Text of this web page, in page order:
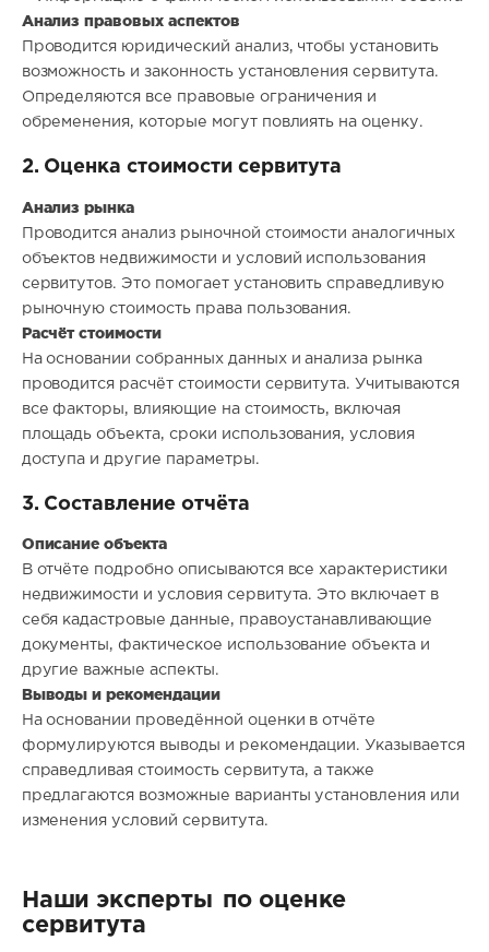
Анализ правовых аспектов
Проводится юридический анализ, чтобы установить
возможность и законность установления сервитута.
Определяются все правовые ограничения и
обременения, которые могут повлиять на оценку.
2. Оценка стоимости сервитута
Анализ рынка
Проводится анализ рыночной стоимости аналогичных
объектов недвижимости и условий использования
сервитутов. Это помогает установить справедливую
рыночную стоимость права пользования.
Расчёт стоимости
На основании собранных данных и анализа рынка
проводится расчёт стоимости сервитута. Учитываются
все факторы, влияющие на стоимость, включая
площадь объекта, сроки использования, условия
доступа и другие параметры.
3. Составление отчёта
Описание объекта
В отчёте подробно описываются все характеристики
недвижимости и условия сервитута. Это включает в
себя кадастровые данные, правоустанавливающие
документы, фактическое использование объекта и
другие важные аспекты.
Выводы и рекомендации
На основании проведённой оценки в отчёте
формулируются выводы и рекомендации. Указывается
справедливая стоимость сервитута, а также
предлагаются возможные варианты установления или
изменения условий сервитута.
Наши эксперты по оценке
сервитута